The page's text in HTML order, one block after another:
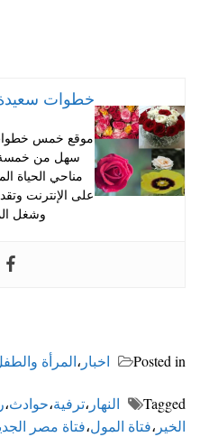
خطوات
موقع خمس
سهل من خمسة
مناحي الحياة
على الإنترنت
وشغل
Posted in اخبار ،المرأة
Tagged النهار ،ترفية،حوادث،
الخير ،فتاة المول،فتاة مصر